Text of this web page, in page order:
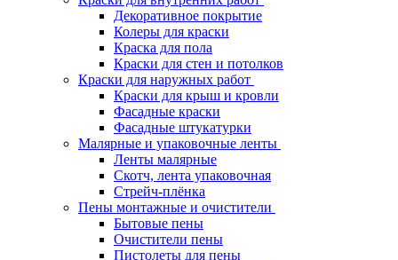
Декоративное покрытие
Колеры для краски
Краска для пола
Краски для стен и потолков
Краски для наружных работ
Краски для крыш и кровли
Фасадные краски
Фасадные штукатурки
Малярные и упаковочные ленты
Ленты малярные
Скотч, лента упаковочная
Стрейч-плёнка
Пены монтажные и очистители
Бытовые пены
Очистители пены
Пистолеты для пены